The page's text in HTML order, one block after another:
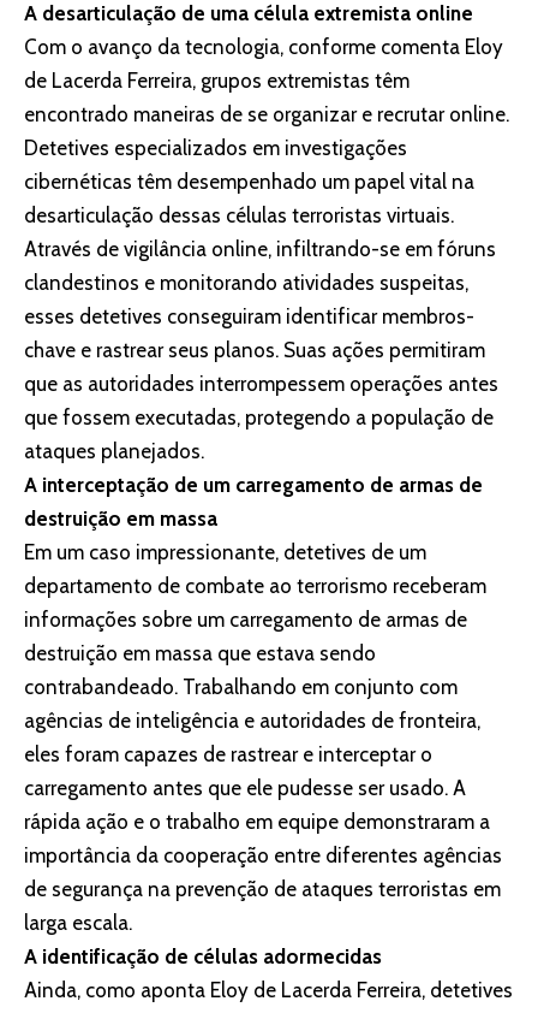
A desarticulação de uma célula extremista online
Com o avanço da tecnologia, conforme comenta Eloy
de Lacerda Ferreira, grupos extremistas têm
encontrado maneiras de se organizar e recrutar online.
Detetives especializados em investigações
cibernéticas têm desempenhado um papel vital na
desarticulação dessas células terroristas virtuais.
Através de vigilância online, infiltrando-se em fóruns
clandestinos e monitorando atividades suspeitas,
esses detetives conseguiram identificar membros-
chave e rastrear seus planos. Suas ações permitiram
que as autoridades interrompessem operações antes
que fossem executadas, protegendo a população de
ataques planejados.
A interceptação de um carregamento de armas de
destruição em massa
Em um caso impressionante, detetives de um
departamento de combate ao terrorismo receberam
informações sobre um carregamento de armas de
destruição em massa que estava sendo
contrabandeado. Trabalhando em conjunto com
agências de inteligência e autoridades de fronteira,
eles foram capazes de rastrear e interceptar o
carregamento antes que ele pudesse ser usado. A
rápida ação e o trabalho em equipe demonstraram a
importância da cooperação entre diferentes agências
de segurança na prevenção de ataques terroristas em
larga escala.
A identificação de células adormecidas
Ainda, como aponta Eloy de Lacerda Ferreira, detetives